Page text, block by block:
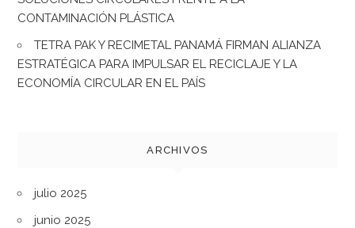
CONTAMINACIÓN PLÁSTICA
TETRA PAK Y RECIMETAL PANAMÁ FIRMAN ALIANZA
ESTRATÉGICA PARA IMPULSAR EL RECICLAJE Y LA
ECONOMÍA CIRCULAR EN EL PAÍS
ARCHIVOS
julio 2025
junio 2025